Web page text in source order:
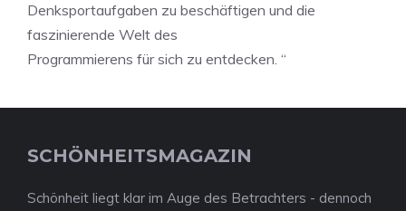
Denksportaufgaben zu beschäftigen und die
faszinierende Welt des
Programmierens für sich zu entdecken. “
SCHÖNHEITSMAGAZIN
Schönheit liegt klar im Auge des Betrachters - dennoch